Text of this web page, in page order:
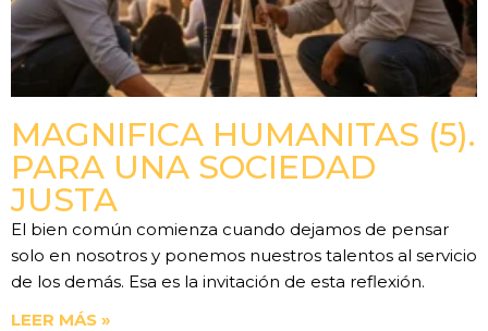
MAGNIFICA HUMANITAS (5).
PARA UNA SOCIEDAD
JUSTA
El bien común comienza cuando dejamos de pensar
solo en nosotros y ponemos nuestros talentos al servicio
de los demás. Esa es la invitación de esta reflexión.
LEER MÁS »